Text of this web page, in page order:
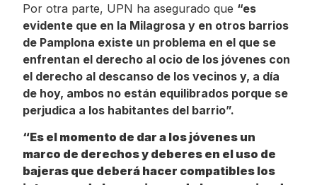
Por otra parte, UPN ha asegurado que “es
evidente que en la Milagrosa y en otros barrios
de Pamplona existe un problema en el que se
enfrentan el derecho al ocio de los jóvenes con
el derecho al descanso de los vecinos y, a día
de hoy, ambos no están equilibrados porque se
perjudica a los habitantes del barrio”.
“Es el momento de dar a los jóvenes un
marco de derechos y deberes en el uso de
bajeras que deberá hacer compatibles los